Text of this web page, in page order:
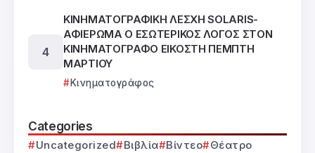
ΚΙΝΗΜΑΤΟΓΡΑΦΙΚΗ ΛΕΣΧΗ SOLARIS-
ΑΦΙΕΡΩΜΑ Ο ΕΣΩΤΕΡΙΚΟΣ ΛΟΓΟΣ ΣΤΟΝ
ΚΙΝΗΜΑΤΟΓΡΑΦΟ ΕΙΚΟΣΤΗ ΠΕΜΠΤΗ
ΜΑΡΤΙΟΥ
Κινηματογράφος
Categories
Uncategorized Βιβλία Βίντεο
Θέατρο